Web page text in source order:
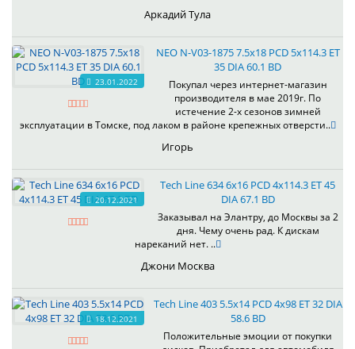
Аркадий Тула
23.01.2022
NEO N-V03-1875 7.5x18 PCD 5x114.3 ET
35 DIA 60.1 BD
Покупал через интернет-магазин
производителя в мае 2019г. По
истечение 2-х сезонов зимней
эксплуатации в Томске, под лаком в районе крепежных отверсти..
Игорь
20.12.2021
Tech Line 634 6x16 PCD 4x114.3 ET 45
DIA 67.1 BD
Заказывал на Элантру, до Москвы за 2
дня. Чему очень рад. К дискам
нареканий нет. ..
Джони Москва
18.12.2021
Tech Line 403 5.5x14 PCD 4x98 ET 32 DIA
58.6 BD
Положительные эмоции от покупки